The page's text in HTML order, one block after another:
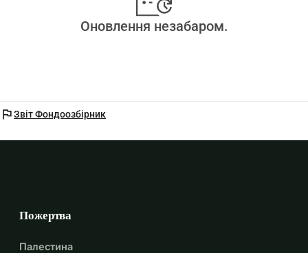
Оновлення незабаром.
flagЗвіт Фондоозбірник
Пожертва
Палестина